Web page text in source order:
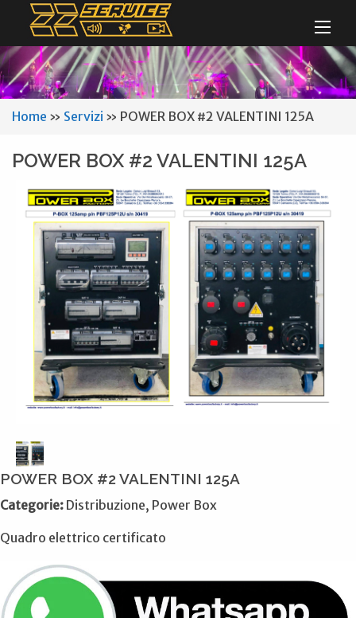
Home » Servizi » POWER BOX #2 VALENTINI 125A
POWER BOX #2 VALENTINI 125A
POWER BOX #2 VALENTINI 125A
Categorie: Distribuzione, Power Box
Quadro elettrico certificato